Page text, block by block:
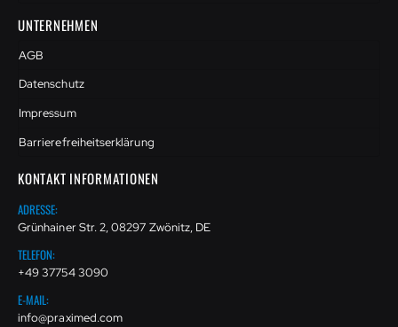
UNTERNEHMEN
AGB
Datenschutz
Impressum
Barrierefreiheitserklärung
KONTAKT INFORMATIONEN
ADRESSE:
Grünhainer Str. 2, 08297 Zwönitz, DE
TELEFON:
+49 37754 3090
E-MAIL:
info@praximed.com